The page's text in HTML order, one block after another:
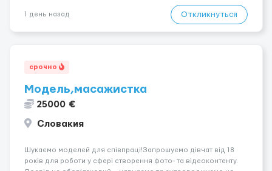
1 день назад Откликнуться
срочно
Модель,масажистка
25000 €
Словакия
Шукаємо моделей для співпраці!Запрошуємо дівчат від 18
років для роботи у сфері створення фото- та відеоконтенту.